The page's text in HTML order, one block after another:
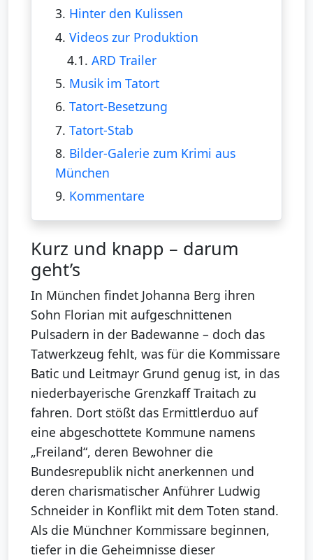
3. Hinter den Kulissen
4. Videos zur Produktion
4.1.ARD Trailer
5. Musik im Tatort
6. Tatort-Besetzung
7. Tatort-Stab
8. Bilder-Galerie zum Krimi aus
München
9. Kommentare
Kurz und knapp – darum
geht’s
In München findet Johanna Berg ihren
Sohn Florian mit aufgeschnittenen
Pulsadern in der Badewanne – doch das
Tatwerkzeug fehlt, was für die Kommissare
Batic und Leitmayr Grund genug ist, in das
niederbayerische Grenzkaff Traitach zu
fahren. Dort stößt das Ermittlerduo auf
eine abgeschottete Kommune namens
„Freiland“, deren Bewohner die
Bundesrepublik nicht anerkennen und
deren charismatischer Anführer Ludwig
Schneider in Konflikt mit dem Toten stand.
Als die Münchner Kommissare beginnen,
tiefer in die Geheimnisse dieser